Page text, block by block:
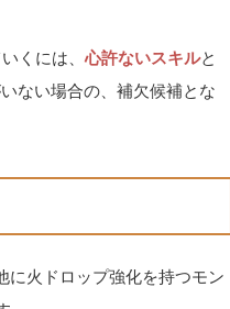
くには、心許ないスキルと
ない場合の、補欠候補とな
に火ドロップ強化を持つモン